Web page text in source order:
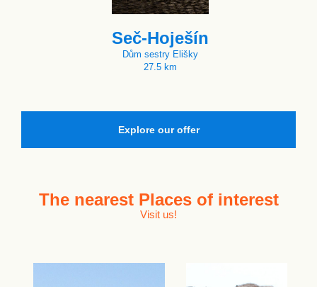
Seč-Hoješín
Dům sestry Elišky
27.5 km
Explore our offer
The nearest Places of interest
Visit us!